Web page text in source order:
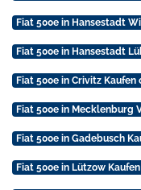
Fiat 500e in Hansestadt
Fiat 500e in Hansestadt
Fiat 500e in Crivitz Kaufen
Fiat 500e in Mecklenburg
Fiat 500e in Gadebusch
Fiat 500e in Lützow